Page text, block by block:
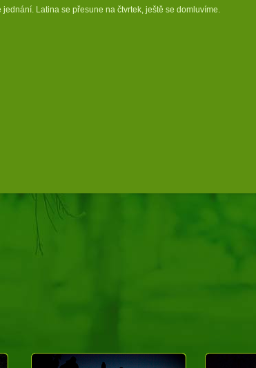
jednání. Latina se přesune na čtvrtek, ještě se domluvíme.